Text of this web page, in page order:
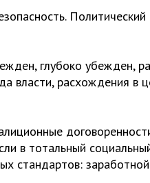
глубоко убежден,
власти, расхождения в
в тотальный
стандартов: